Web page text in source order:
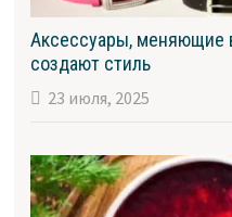
Аксессуары, меняющие
создают стиль
23 июля, 2025